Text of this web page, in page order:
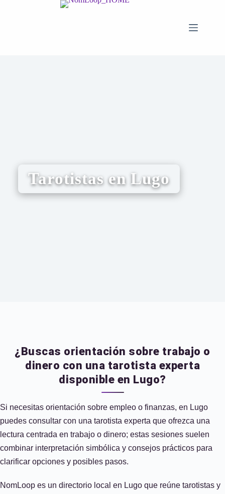
Tarotistas en Lugo
¿Buscas orientación sobre trabajo o
dinero con una tarotista experta
disponible en Lugo?
Si necesitas orientación sobre empleo o finanzas, en Lugo
puedes consultar con una tarotista experta que ofrezca una
lectura centrada en trabajo o dinero; estas sesiones suelen
combinar interpretación simbólica y consejos prácticos para
clarificar opciones y posibles pasos.
NomLoop es un directorio local en Lugo que reúne tarotistas y